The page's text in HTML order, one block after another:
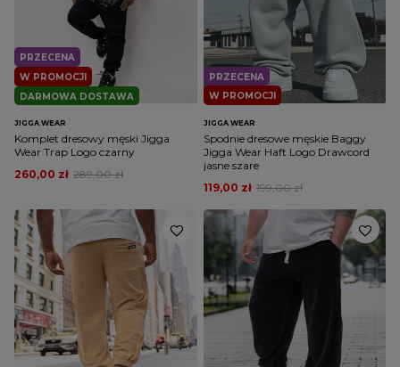
W PROMOCJI
PRZECENA
DARMOWA DOSTAWA
JIGGA WEAR
Komplet dresowy męski Jigga
Wear Trap Logo czarny
289,00 zł
260,00 zł
W PROMOCJI
PRZECENA
JIGGA WEAR
Spodnie dresowe męskie Baggy
Jigga Wear Haft Logo Drawcord
jasne szare
199,00 zł
119,00 zł